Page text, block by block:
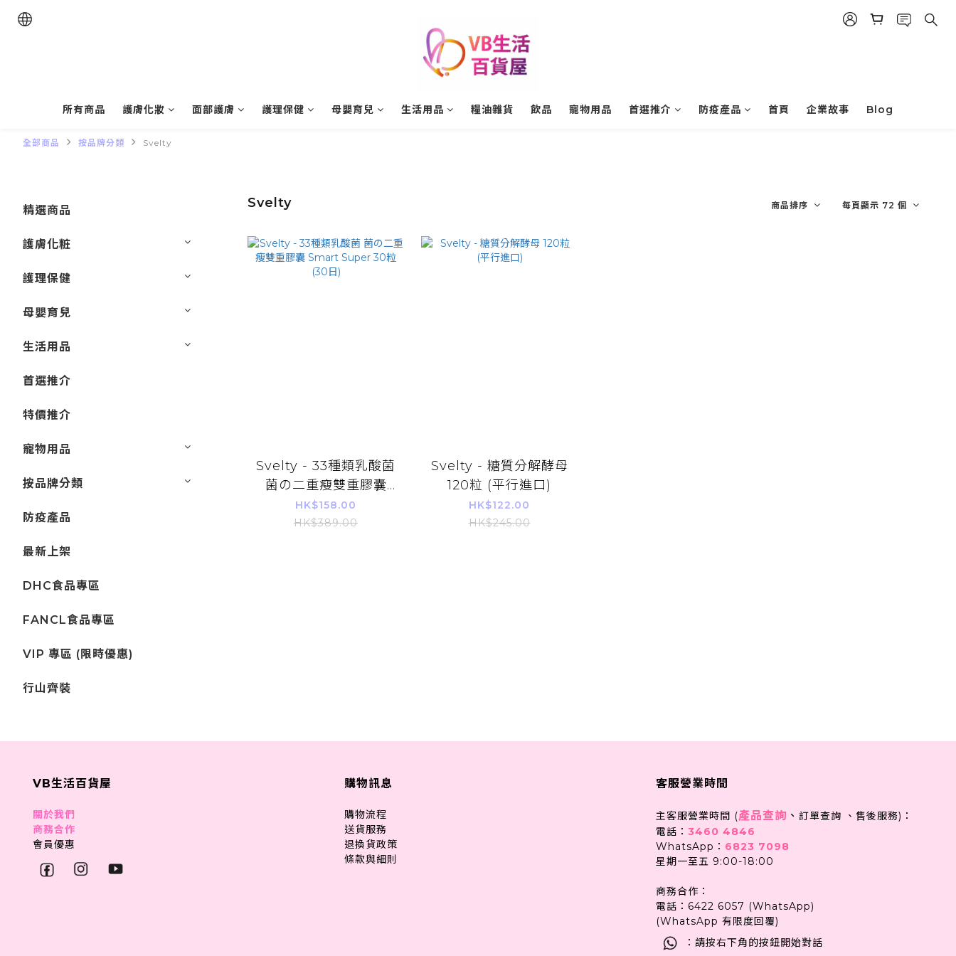
所有商品 護膚化妝 面部護膚 護理保健 母嬰育兒 生活用品 糧油雜貨 飲品 寵物用品 首選推介 防疫產品 首頁 企業故事 Blog
全部商品 按品牌分類 Svelty
精選商品
護膚化粧
護理保健
母嬰育兒
生活用品
首選推介
特價推介
寵物用品
按品牌分類
防疫產品
最新上架
DHC食品專區
FANCL食品專區
VIP 專區 (限時優惠)
行山齊裝
Svelty 商品排序 每頁顯示 72 個
Svelty - 33種類乳酸菌
菌の二重瘦雙重膠囊
Smart Super 30粒
(30日)
HK$158.00
HK$389.00
Svelty - 糖質分解酵母
120粒 (平行進口)
HK$122.00
HK$245.00
VB生活百貨屋
關於我們
商務合作
會員優惠
購物訊息
購物流程
送貨服務
退換貨政策
條款與細則
客服營業時間
主客服營業時間 (產品查詢 、 訂單查詢 、售後服務)：
電話： 3460 4846
WhatsApp： 6823 7098
星期一至五 9:00-18:00
商務合作：
電話：6422 6057 (WhatsApp)
(WhatsApp 有限度回覆)
：請按右下角的按鈕開始對話